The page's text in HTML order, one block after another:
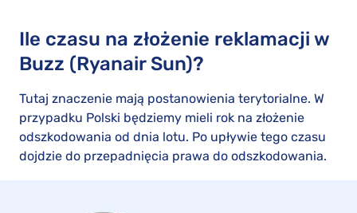
Ile czasu na złożenie reklamacji w
Buzz (Ryanair Sun)?
Tutaj znaczenie mają postanowienia terytorialne. W
przypadku Polski będziemy mieli rok na złożenie
odszkodowania od dnia lotu. Po upływie tego czasu
dojdzie do przepadnięcia prawa do odszkodowania.